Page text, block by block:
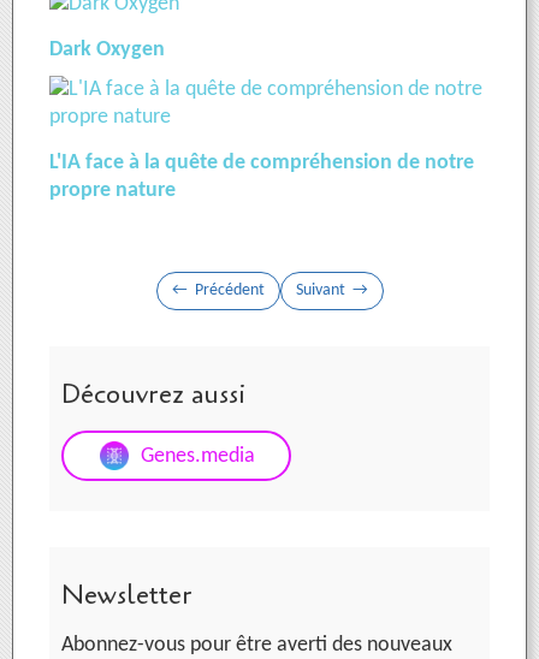
Dark Oxygen
L'IA face à la quête de compréhension de notre
propre nature
Précédent Suivant
Découvrez aussi
Genes.media
Newsletter
Abonnez-vous pour être averti des nouveaux